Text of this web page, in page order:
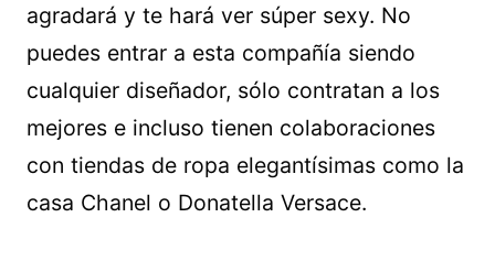
agradará y te hará ver súper sexy. No
puedes entrar a esta compañía siendo
cualquier diseñador, sólo contratan a los
mejores e incluso tienen colaboraciones
con tiendas de ropa elegantísimas como la
casa Chanel o Donatella Versace.